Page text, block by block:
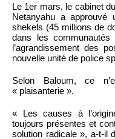
Le 1er mars, le cabinet
Netanyahu a approuvé
shekels (45 millions de
dans les communautés
l’agrandissement des
nouvelle unité de police
Selon Baloum, ce
« plaisanterie ».
« Les causes à
toujours présentes et
solution radicale », a-t-il